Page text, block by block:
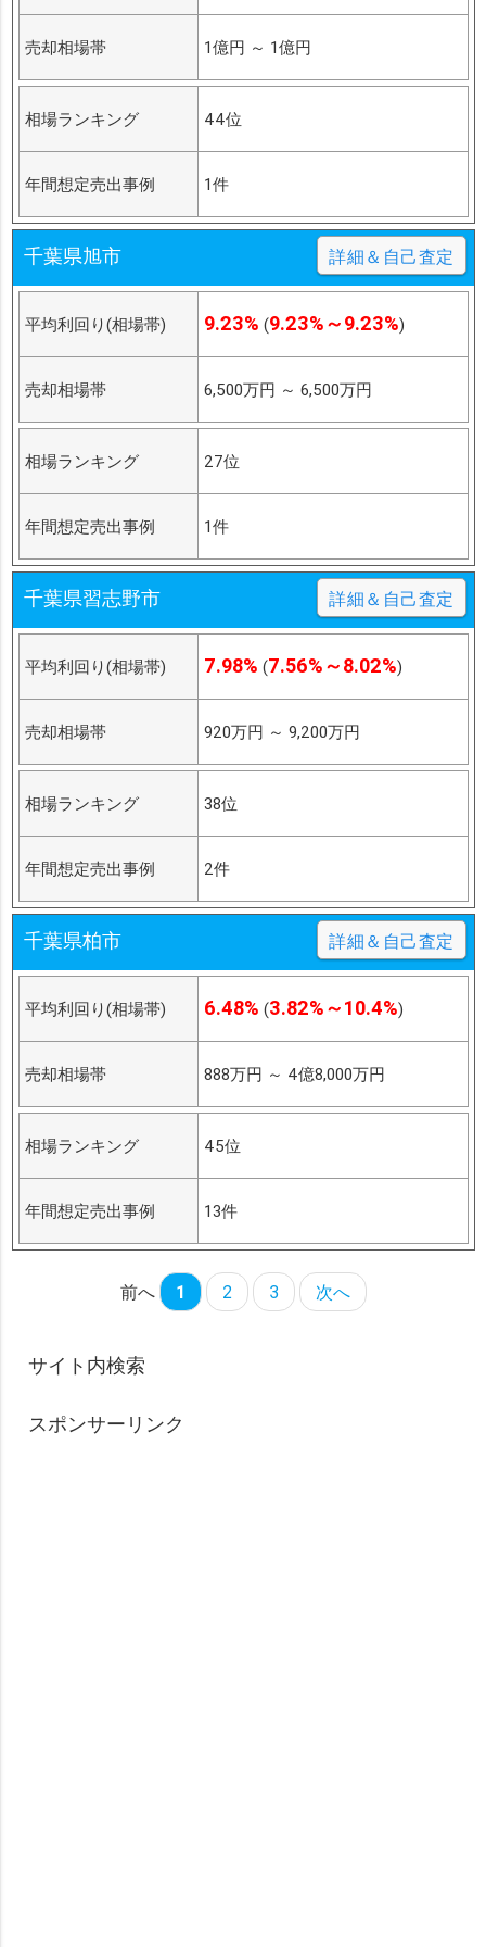
売却相場帯 1億円 ～ 1億円
相場ランキング 44位
年間想定売出事例 1件
千葉県旭市 詳細＆自己査定
平均利回り(相場帯) 9.23% (9.23%～9.23%)
売却相場帯 6,500万円 ～ 6,500万円
相場ランキング 27位
年間想定売出事例 1件
千葉県習志野市 詳細＆自己査定
平均利回り(相場帯) 7.98% (7.56%～8.02%)
売却相場帯 920万円 ～ 9,200万円
相場ランキング 38位
年間想定売出事例 2件
千葉県柏市 詳細＆自己査定
平均利回り(相場帯) 6.48% (3.82%～10.4%)
売却相場帯 888万円 ～ 4億8,000万円
相場ランキング 45位
年間想定売出事例 13件
前へ 1 2 3 次へ
サイト内検索
スポンサーリンク